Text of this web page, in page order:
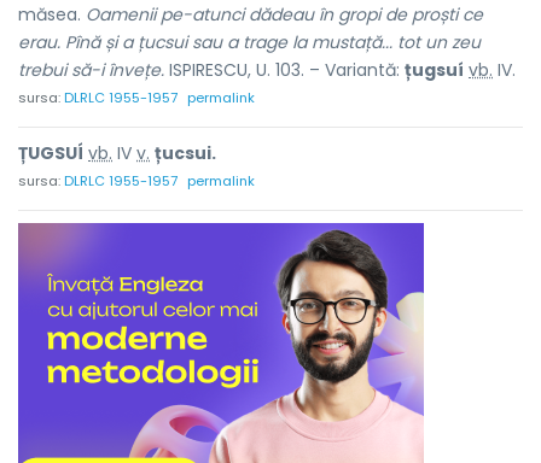
măsea. Oamenii pe-atunci dădeau în gropi de proști ce
erau. Pînă și a țucsui sau a trage la mustață... tot un zeu
trebui să-i învețe. ISPIRESCU, U. 103. – Variantă: țugsuí vb. IV.
sursa:DLRLC 1955-1957 permalink
ȚUGSUÍ vb. IV v. țucsui.
sursa:DLRLC 1955-1957 permalink